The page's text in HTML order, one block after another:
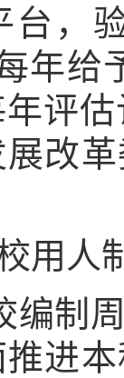
台，
年给
评
改
用人
编制
进